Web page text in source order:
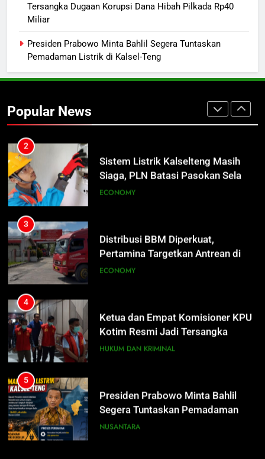
Tersangka Dugaan Korupsi Dana Hibah Pilkada Rp40
Miliar
Presiden Prabowo Minta Bahlil Segera Tuntaskan
Pemadaman Listrik di Kalsel-Teng
Popular News
Insiden Konsumen di SPBU
Tetap Jalan
ECONOMY
Sistem Listrik Kalselteng Masih
Siaga, PLN Batasi Pasokan Selama
3
Distribusi BBM Diperkuat,
Pertamina Targetkan Antrean di
SPBU Sampit Segera Terurai
ECONOMY
4
Ketua dan Empat Komisioner KPU
Kotim Resmi Jadi Tersangka
Dugaan Korupsi Dana Hibah
HUKUM DAN KRIMINAL
5
Presiden Prabowo Minta Bahlil
Segera Tuntaskan Pemadaman
Listrik di Kalsel-Teng
NUSANTARA
6
Nama Tokoh Anime Ramai Dipakai
Warga Indonesia, Ada Uzumaki, D.
Luffy, Shinchan, hingga Doraemon
NUSANTARA
5
Presiden Prabowo Minta Bahlil